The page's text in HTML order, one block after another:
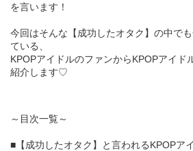
を言います！
今回はそんな【成功したオタク】の中で
ている、
KPOPアイドルのファンからKPOPアイド
紹介します♡
～目次一覧～
■【成功したオタク】と言われるKPOPア